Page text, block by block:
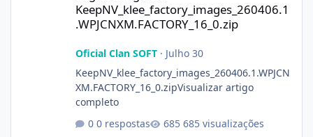
KeepNV_klee_factory_images_260406.1
.WPJCNXM.FACTORY_16_0.zip
Oficial Clan SOFT· Julho 30
KeepNV_klee_factory_images_260406.1.WPJCN
XM.FACTORY_16_0.zipVisualizar artigo
completo
0 respostas
685 visualizações